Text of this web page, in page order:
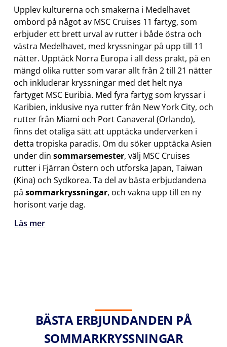
Upplev kulturerna och smakerna i Medelhavet
ombord på något av MSC Cruises 11 fartyg, som
erbjuder ett brett urval av rutter i både östra och
västra Medelhavet, med kryssningar på upp till 11
nätter. Upptäck Norra Europa i all dess prakt, på en
mängd olika rutter som varar allt från 2 till 21 nätter
och inkluderar kryssningar med det helt nya
fartyget MSC Euribia. Med fyra fartyg som kryssar i
Karibien, inklusive nya rutter från New York City, och
rutter från Miami och Port Canaveral (Orlando),
finns det otaliga sätt att upptäcka underverken i
detta tropiska paradis. Om du söker upptäcka Asien
under din sommarsemester, välj MSC Cruises
rutter i Fjärran Östern och utforska Japan, Taiwan
(Kina) och Sydkorea. Ta del av bästa erbjudandena
på sommarkryssningar, och vakna upp till en ny
horisont varje dag.
Läs mer
BÄSTA ERBJUNDANDEN PÅ
SOMMARKRYSSNINGAR